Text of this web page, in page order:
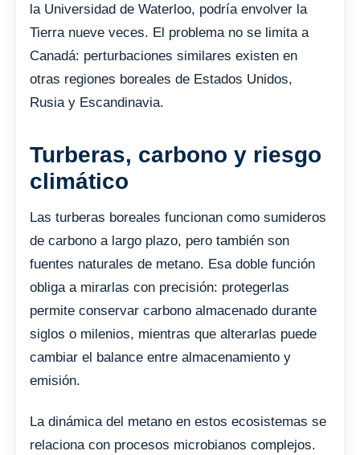
la Universidad de Waterloo, podría envolver la
Tierra nueve veces. El problema no se limita a
Canadá: perturbaciones similares existen en
otras regiones boreales de Estados Unidos,
Rusia y Escandinavia.
Turberas, carbono y riesgo
climático
Las turberas boreales funcionan como sumideros
de carbono a largo plazo, pero también son
fuentes naturales de metano. Esa doble función
obliga a mirarlas con precisión: protegerlas
permite conservar carbono almacenado durante
siglos o milenios, mientras que alterarlas puede
cambiar el balance entre almacenamiento y
emisión.
La dinámica del metano en estos ecosistemas se
relaciona con procesos microbianos complejos.